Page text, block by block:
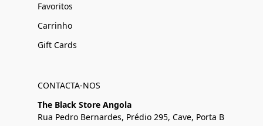
Favoritos
Carrinho
Gift Cards
CONTACTA-NOS
The Black Store Angola
Rua Pedro Bernardes, Prédio 295, Cave, Porta B